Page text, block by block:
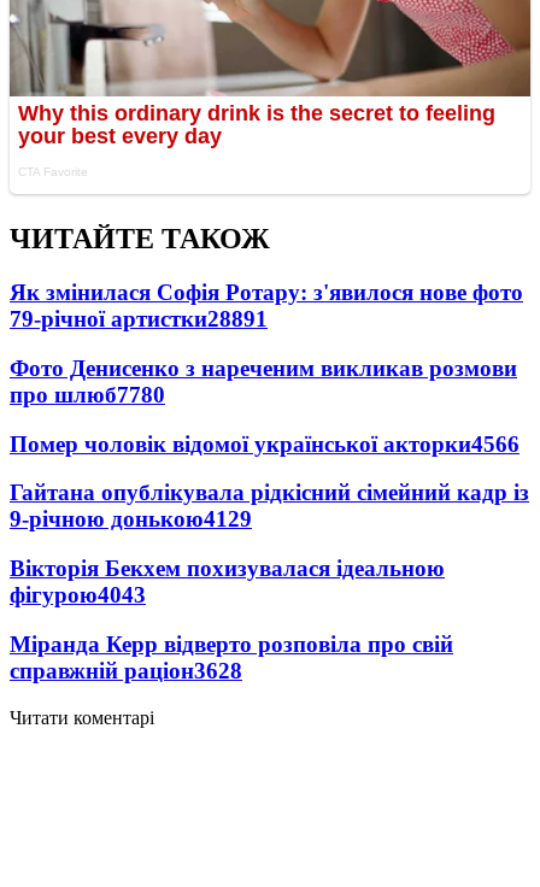
ЧИТАЙТЕ ТАКОЖ
Як змінилася Софія Ротару: з'явилося нове фото
79-річної артистки28891
Фото Денисенко з нареченим викликав розмови
про шлюб7780
Помер чоловік відомої української акторки4566
Гайтана опублікувала рідкісний сімейний кадр із
9-річною донькою4129
Вікторія Бекхем похизувалася ідеальною
фігурою4043
Міранда Керр відверто розповіла про свій
справжній раціон3628
Читати коментарі